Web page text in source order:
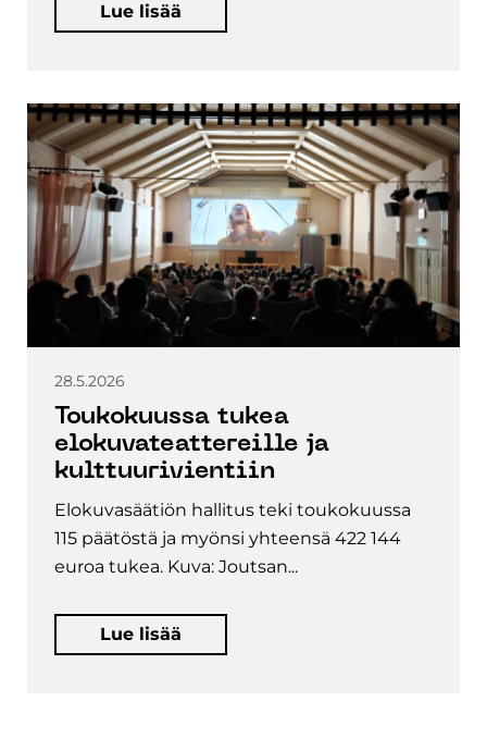
Lue lisää
28.5.2026
Toukokuussa tukea
elokuvateattereille ja
kulttuurivientiin
Elokuvasäätiön hallitus teki toukokuussa
115 päätöstä ja myönsi yhteensä 422 144
euroa tukea. Kuva: Joutsan...
Lue lisää